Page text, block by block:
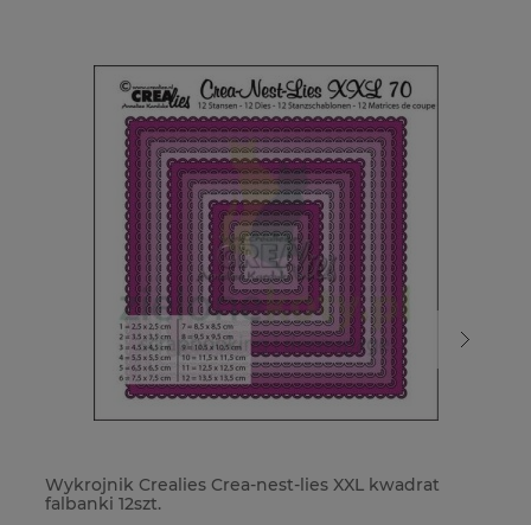
Wykrojnik Crealies Crea-nest-lies XXL kwadrat
falbanki 12szt.